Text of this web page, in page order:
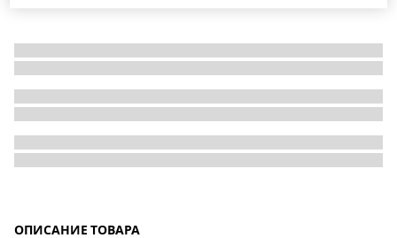
ОПИСАНИЕ ТОВАРА